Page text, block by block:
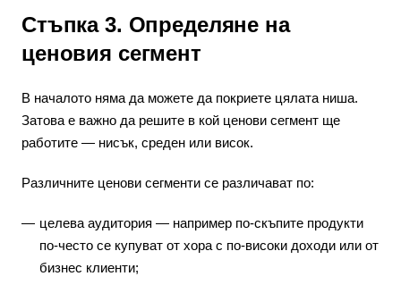
Стъпка 3. Определяне на
ценовия сегмент
В началото няма да можете да покриете цялата ниша.
Затова е важно да решите в кой ценови сегмент ще
работите — нисък, среден или висок.
Различните ценови сегменти се различават по:
целева аудитория — например по-скъпите продукти
по-често се купуват от хора с по-високи доходи или от
бизнес клиенти;